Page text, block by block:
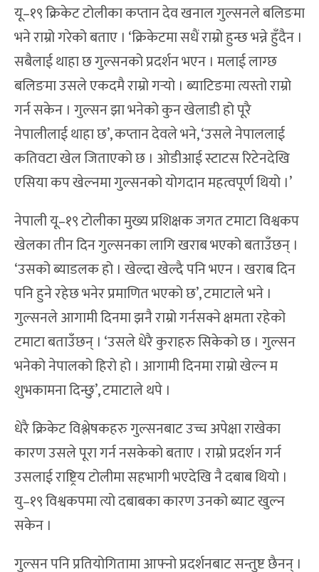
यू–१९ क्रिकेट टोलीका कप्तान देव खनाल गुल्सनले बलिङमा
भने राम्रो गरेको बताए । ‘क्रिकेटमा सधैं राम्रो हुन्छ भन्ने हुँदैन ।
सबैलाई थाहा छ गुल्सनको प्रदर्शन भएन । मलाई लाग्छ
बलिङमा उसले एकदमै राम्रो गर्‍यो । ब्याटिङमा त्यस्तो राम्रो
गर्न सकेन । गुल्सन झा भनेको कुन खेलाडी हो पूरै
नेपालीलाई थाहा छ’, कप्तान देवले भने, ‘उसले नेपाललाई
कतिवटा खेल जिताएको छ । ओडीआई स्टाटस रिटेनदेखि
एसिया कप खेल्नमा गुल्सनको योगदान महत्वपूर्ण थियो ।’
नेपाली यू–१९ टोलीका मुख्य प्रशिक्षक जगत टमाटा विश्वकप
खेलका तीन दिन गुल्सनका लागि खराब भएको बताउँछन् ।
‘उसको ब्याडलक हो । खेल्दा खेल्दै पनि भएन । खराब दिन
पनि हुने रहेछ भनेर प्रमाणित भएको छ’, टमाटाले भने ।
गुल्सनले आगामी दिनमा झनै राम्रो गर्नसक्ने क्षमता रहेको
टमाटा बताउँछन् । ‘उसले धेरै कुराहरु सिकेको छ । गुल्सन
भनेको नेपालको हिरो हो । आगामी दिनमा राम्रो खेल्न म
शुभकामना दिन्छु’, टमाटाले थपे ।
धेरै क्रिकेट विश्लेषकहरु गुल्सनबाट उच्च अपेक्षा राखेका
कारण उसले पूरा गर्न नसकेको बताए । राम्रो प्रदर्शन गर्न
उसलाई राष्ट्रिय टोलीमा सहभागी भएदेखि नै दबाब थियो ।
यु–१९ विश्वकपमा त्यो दबाबका कारण उनको ब्याट खुल्न
सकेन ।
गुल्सन पनि प्रतियोगितामा आफ्नो प्रदर्शनबाट सन्तुष्ट छैनन् ।